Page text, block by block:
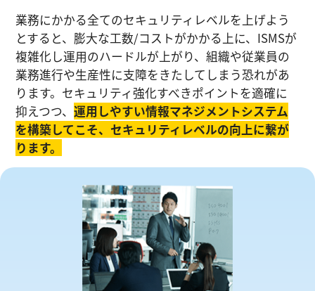
業務にかかる全てのセキュリティレベルを上げよう
とすると、膨大な工数/コストがかかる上に、ISMSが
複雑化し運⽤のハードルが上がり、組織や従業員の
業務進⾏や生産性に⽀障をきたしてしまう恐れがあ
ります。セキュリティ強化すべきポイントを適確に
抑えつつ、運⽤しやすい情報マネジメントシステム
を構築してこそ、セキュリティレベルの向上に繋が
ります。